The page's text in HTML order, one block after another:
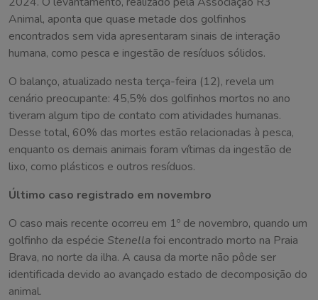
Animal, aponta que quase metade dos golfinhos
encontrados sem vida apresentaram sinais de interação
humana, como pesca e ingestão de resíduos sólidos.
O balanço, atualizado nesta terça-feira (12), revela um
cenário preocupante: 45,5% dos golfinhos mortos no ano
tiveram algum tipo de contato com atividades humanas.
Desse total, 60% das mortes estão relacionadas à pesca,
enquanto os demais animais foram vítimas da ingestão de
lixo, como plásticos e outros resíduos.
Último caso registrado em novembro
O caso mais recente ocorreu em 1º de novembro, quando um
golfinho da espécie Stenellafoi encontrado morto na Praia
Brava, no norte da ilha. A causa da morte não pôde ser
identificada devido ao avançado estado de decomposição do
animal.